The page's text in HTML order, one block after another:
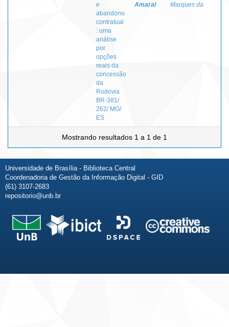
e
abandono
contratual
: uma
análise
por
opções
reais da
concessão
da
Rodovia
BR-381/
262/ MG/
ES
Amaral
Marques da
Mostrando resultados 1 a 1 de 1
Universidade de Brasília - Biblioteca Central
Coordenadoria de Gestão da Informação Digital - GID
(61) 3107-2683
repositorio@unb.br